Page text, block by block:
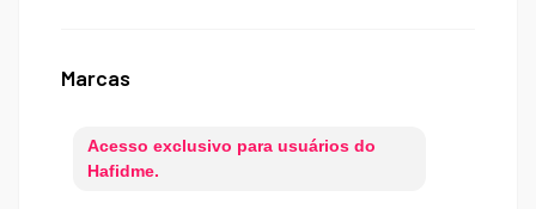
Marcas
Acesso exclusivo para usuários do
Hafidme.